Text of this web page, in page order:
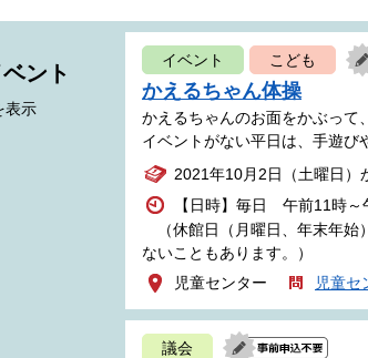
ント
表示
イベント こども
かえるちゃん体操
かえるちゃんのお面をかぶって
イベントがない平日は、手遊び
2021年10月2日（土曜日）
【日時】毎日 午前11時～
（休館日（月曜日、年末年始
ないこともあります。）
児童センター
児童セ
議会